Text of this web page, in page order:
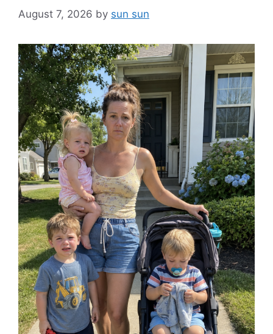
August 7, 2026 by sun sun